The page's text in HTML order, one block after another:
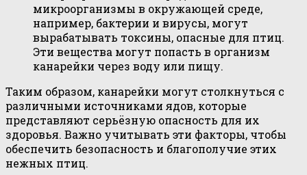
микроорганизмы в окружающей среде,
например, бактерии и вирусы, могут
вырабатывать токсины, опасные для птиц.
Эти вещества могут попасть в организм
канарейки через воду или пищу.
Таким образом, канарейки могут столкнуться с
различными источниками ядов, которые
представляют серьёзную опасность для их
здоровья. Важно учитывать эти факторы, чтобы
обеспечить безопасность и благополучие этих
нежных птиц.